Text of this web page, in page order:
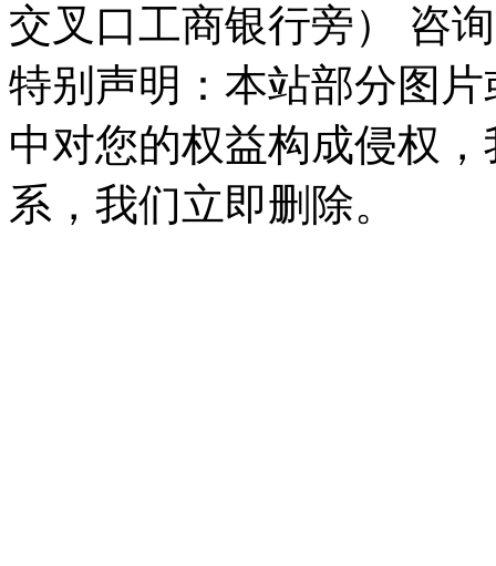
交叉口工商银行旁） 咨
特别声明：本站部分图
中对您的权益构成侵权
系，我们立即删除。